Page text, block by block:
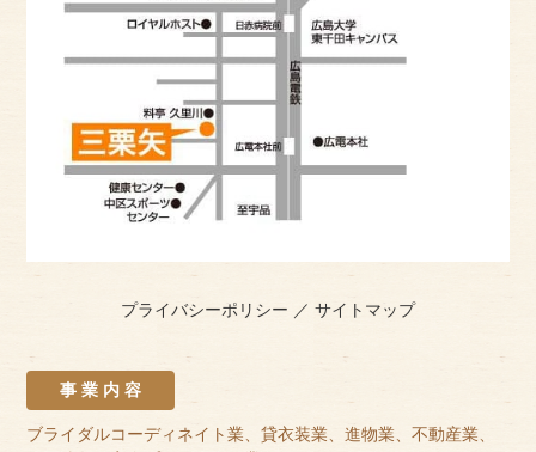
プライバシーポリシー ／ サイトマップ
事 業 内 容
ブライダルコーディネイト業、貸衣装業、進物業、不動産業、